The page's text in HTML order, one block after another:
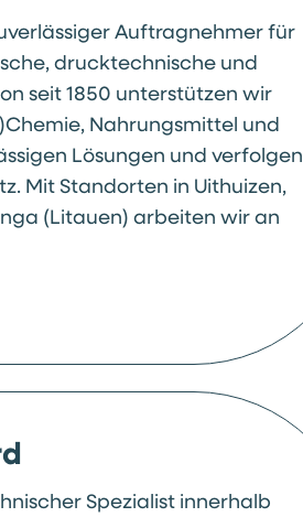
Auftragnehmer für
drucktechnische und
seit 1850 unterstützen wir
Nahrungsmittel und
Lösungen und verfolgen
Mit Standorten in Uithuizen,
(Litauen) arbeiten wir an
Spezialist innerhalb